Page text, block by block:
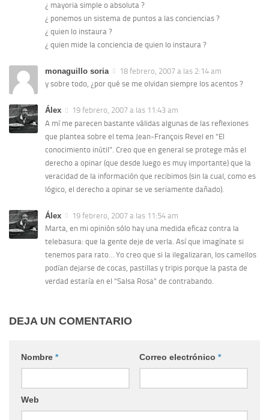
¿ mayoria simple o absoluta ?
¿ ponemos un sistema de puntos a las conciencias ?
¿ quien lo instaura ?
¿ quien mide la conciencia de quien lo instaura ?
monaguillo soria
18 febrero, 2007 a las 2:14 am
y sobre todo, ¿por qué se me olvidan siempre los acentos ?
Álex
19 febrero, 2007 a las 11:43 am
A mí me parecen bastante válidas algunas de las reflexiones
que plantea sobre el tema Jean-François Revel en “El
conocimiento inútil”. Creo que en general se protege más el
derecho a opinar (que desde luego es muy importante) que la
veracidad de la información que recibimos (sin la cual, como es
lógico, el derecho a opinar se ve seriamente dañado).
Álex
19 febrero, 2007 a las 11:54 am
Marta, en mi opinión sólo hay una medida eficaz contra la
telebasura: que la gente deje de verla. Así que imagínate si
tenemos para rato… Yo creo que si la ilegalizaran, los camellos
podían dejarse de cocas, pastillas y tripis porque la pasta de
verdad estaría en el “Salsa Rosa” de contrabando.
DEJA UN COMENTARIO
Nombre * Correo electrónico *
Web